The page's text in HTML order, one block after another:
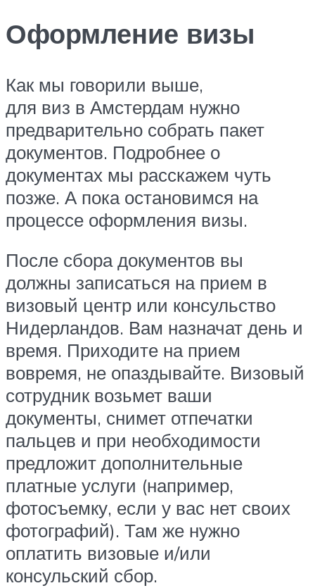
Оформление визы
Как мы говорили выше,
для виз в Амстердам нужно
предварительно собрать пакет
документов. Подробнее о
документах мы расскажем чуть
позже. А пока остановимся на
процессе оформления визы.
После сбора документов вы
должны записаться на прием в
визовый центр или консульство
Нидерландов. Вам назначат день и
время. Приходите на прием
вовремя, не опаздывайте. Визовый
сотрудник возьмет ваши
документы, снимет отпечатки
пальцев и при необходимости
предложит дополнительные
платные услуги (например,
фотосъемку, если у вас нет своих
фотографий). Там же нужно
оплатить визовые и/или
консульский сбор.